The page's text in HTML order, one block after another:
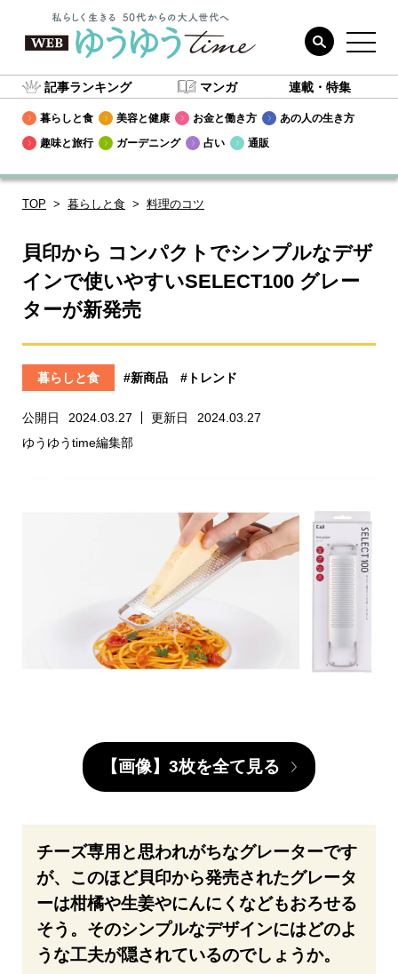
記事ランキング マンガ 連載・特集
暮らしと食 美容と健康 お金と働き方
あの人の生き方
趣味と旅行
ガーデニング 占い 通販
TOP 暮らしと食 料理のコツ
貝印から コンパクトでシンプルなデザ
インで使いやすいSELECT100 グレー
ターが新発売
暮らしと食 #新商品 #トレンド
公開日 2024.03.27 更新日
2024.03.27
ゆうゆうtime編集部
【画像】3枚を全て見る
チーズ専用と思われがちなグレーターです
が、このほど貝印から発売されたグレータ
ーは柑橘や生姜やにんにくなどもおろせる
そう。そのシンプルなデザインにはどのよ
うな工夫が隠されているのでしょうか。